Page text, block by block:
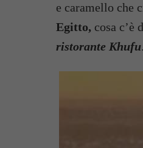
e caramello che
Egitto, cosa c’è
ristorante Khufu